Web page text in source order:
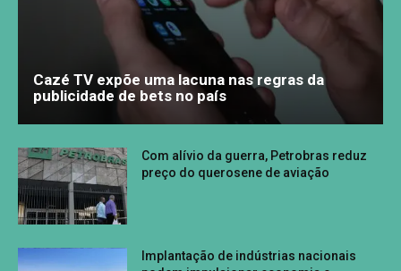
Cazé TV expõe uma lacuna nas regras da
publicidade de bets no país
Com alívio da guerra, Petrobras reduz
preço do querosene de aviação
Implantação de indústrias nacionais